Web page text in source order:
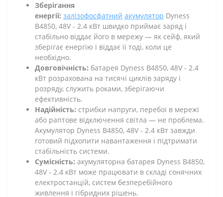
Зберігання
енергії: залізофосфатний акумулятор Dyness
B4850, 48V - 2.4 кВт швидко приймає заряд і
стабільно віддає його в мережу — як сейф, який
зберігає енергію і віддає її тоді, коли це
необхідно.
Довговічність: батарея Dyness B4850, 48V - 2.4
кВт розрахована на тисячі циклів заряду і
розряду, служить роками, зберігаючи
ефективність.
Надійність: стрибки напруги, перебої в мережі
або раптове відключення світла — не проблема.
Акумулятор Dyness B4850, 48V - 2.4 кВт завжди
готовий підхопити навантаження і підтримати
стабільність системи.
Сумісність: акумуляторна батарея Dyness B4850,
48V - 2.4 кВт може працювати в складі сонячних
електростанцій, систем безперебійного
живлення і гібридних рішень.